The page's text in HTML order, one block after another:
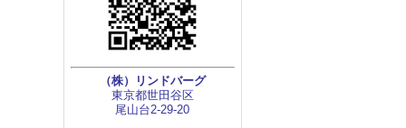
（株）リンドバーグ
東京都世田谷区
尾山台2-29-20